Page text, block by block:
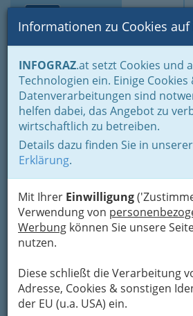
Suche
Informationen zu Cookies
INFOGRAZ.at setzt Cookies und
Technologien ein. Einige Cookies
Datenverarbeitungen sind
helfen dabei, das Angebot zu
wirtschaftlich zu betreiben.
Details dazu finden Sie in unserer
Erklärung.
Mit Ihrer Einwilligung
Verwendung von
Werbung können Sie unsere
nutzen.
Diese schließt die Verarbeitung
Adresse, Cookies & sonstigen
der EU (u.a. USA) ein.
Home Branchen
Gewerbe, Handwerk,
Gewerbe & Handwerk, Gliederung der
Innung der ‚Sanitärtechniker
Lüftungstechniker‘
Gastechniker
Friedrich Petric
Eggenberger Allee 26, 8020 Graz
+43 316 582 175
+43 316 582 175
Karte
Karte anzeigen